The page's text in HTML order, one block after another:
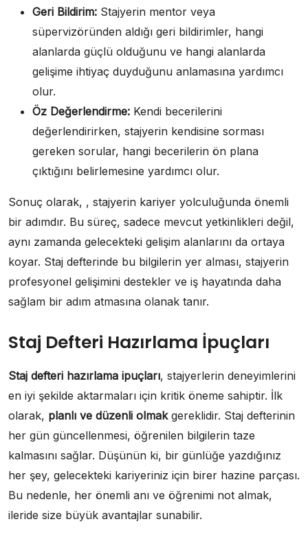
Geri Bildirim: Stajyerin mentor veya
süpervizöründen aldığı geri bildirimler, hangi
alanlarda güçlü olduğunu ve hangi alanlarda
gelişime ihtiyaç duyduğunu anlamasına yardımcı
olur.
Öz Değerlendirme: Kendi becerilerini
değerlendirirken, stajyerin kendisine sorması
gereken sorular, hangi becerilerin ön plana
çıktığını belirlemesine yardımcı olur.
Sonuç olarak, , stajyerin kariyer yolculuğunda önemli
bir adımdır. Bu süreç, sadece mevcut yetkinlikleri değil,
aynı zamanda gelecekteki gelişim alanlarını da ortaya
koyar. Staj defterinde bu bilgilerin yer alması, stajyerin
profesyonel gelişimini destekler ve iş hayatında daha
sağlam bir adım atmasına olanak tanır.
Staj Defteri Hazırlama İpuçları
Staj defteri hazırlama ipuçları, stajyerlerin deneyimlerini
en iyi şekilde aktarmaları için kritik öneme sahiptir. İlk
olarak, planlı ve düzenli olmakgereklidir. Staj defterinin
her gün güncellenmesi, öğrenilen bilgilerin taze
kalmasını sağlar. Düşünün ki, bir günlüğe yazdığınız
her şey, gelecekteki kariyeriniz için birer hazine parçası.
Bu nedenle, her önemli anı ve öğrenimi not almak,
ileride size büyük avantajlar sunabilir.